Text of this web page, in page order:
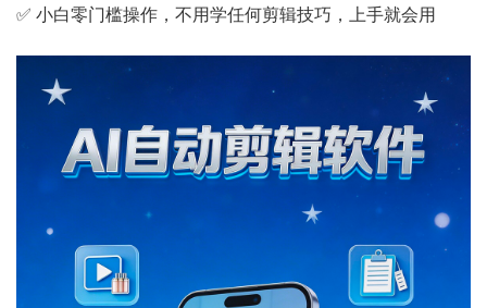
✅ 小白零门槛操作，不用学任何剪辑技巧，上手就会用